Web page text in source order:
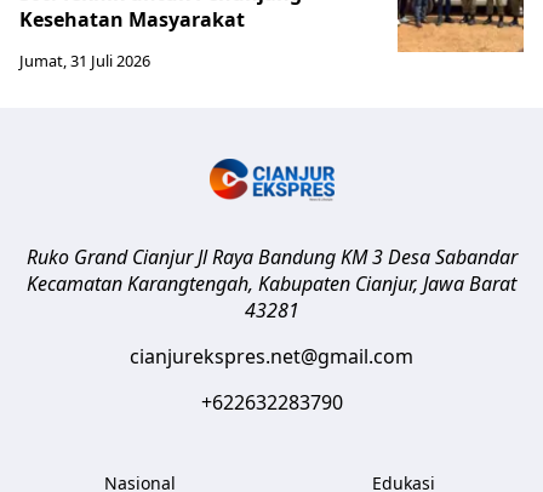
Kesehatan Masyarakat ​
Jumat, 31 Juli 2026
Ruko Grand Cianjur Jl Raya Bandung KM 3 Desa Sabandar
Kecamatan Karangtengah, Kabupaten Cianjur, Jawa Barat
43281
cianjurekspres.net@gmail.com
+622632283790
Nasional Edukasi